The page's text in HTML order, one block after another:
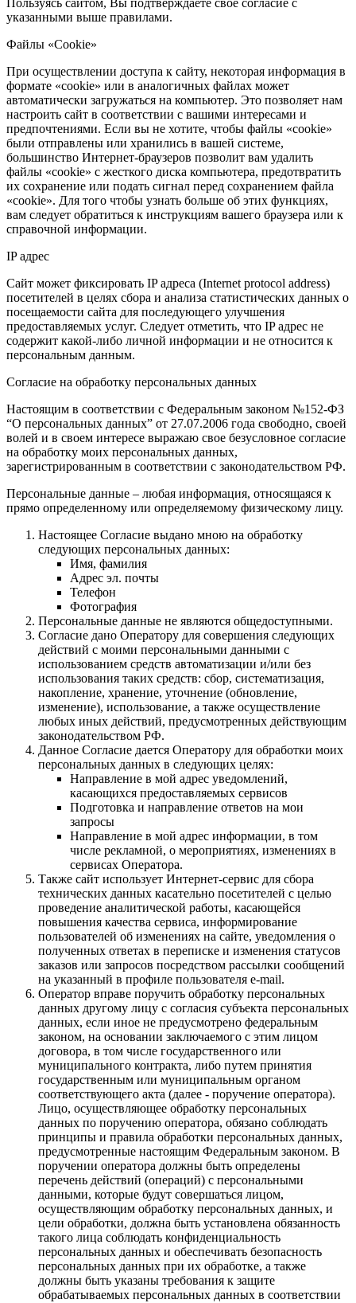
указанными выше правилами.
Файлы «Cookie»
При осуществлении доступа к сайту, некоторая информация в
формате «cookie» или в аналогичных файлах может
автоматически загружаться на компьютер. Это позволяет нам
настроить сайт в соответствии с вашими интересами и
предпочтениями. Если вы не хотите, чтобы файлы «cookie»
были отправлены или хранились в вашей системе,
большинство Интернет-браузеров позволит вам удалить
файлы «cookie» с жесткого диска компьютера, предотвратить
их сохранение или подать сигнал перед сохранением файла
«cookie». Для того чтобы узнать больше об этих функциях,
вам следует обратиться к инструкциям вашего браузера или к
справочной информации.
IP адрес
Сайт может фиксировать IP адреса (Internet protocol address)
посетителей в целях сбора и анализа статистических данных о
посещаемости сайта для последующего улучшения
предоставляемых услуг. Следует отметить, что IP адрес не
содержит какой-либо личной информации и не относится к
персональным данным.
Согласие на обработку персональных данных
Настоящим в соответствии с Федеральным законом №152-ФЗ
“О персональных данных” от 27.07.2006 года свободно, своей
волей и в своем интересе выражаю свое безусловное согласие
на обработку моих персональных данных,
зарегистрированным в соответствии с законодательством РФ.
Персональные данные – любая информация, относящаяся к
прямо определенному или определяемому физическому лицу.
Настоящее Согласие выдано мною на обработку
следующих персональных данных:
Имя, фамилия
Адрес эл. почты
Телефон
Фотография
Персональные данные не являются общедоступными.
Согласие дано Оператору для совершения следующих
действий с моими персональными данными с
использованием средств автоматизации и/или без
использования таких средств: сбор, систематизация,
накопление, хранение, уточнение (обновление,
изменение), использование, а также осуществление
любых иных действий, предусмотренных действующим
законодательством РФ.
Данное Согласие дается Оператору для обработки моих
персональных данных в следующих целях:
Направление в мой адрес уведомлений,
касающихся предоставляемых сервисов
Подготовка и направление ответов на мои
запросы
Направление в мой адрес информации, в том
числе рекламной, о мероприятиях, изменениях в
сервисах Оператора.
Также сайт использует Интернет-сервис для сбора
технических данных касательно посетителей с целью
проведение аналитической работы, касающейся
повышения качества сервиса, информирование
пользователей об изменениях на сайте, уведомления о
полученных ответах в переписке и изменения статусов
заказов или запросов посредством рассылки сообщений
на указанный в профиле пользователя e-mail.
Оператор вправе поручить обработку персональных
данных другому лицу с согласия субъекта персональных
данных, если иное не предусмотрено федеральным
законом, на основании заключаемого с этим лицом
договора, в том числе государственного или
муниципального контракта, либо путем принятия
государственным или муниципальным органом
соответствующего акта (далее - поручение оператора).
Лицо, осуществляющее обработку персональных
данных по поручению оператора, обязано соблюдать
принципы и правила обработки персональных данных,
предусмотренные настоящим Федеральным законом. В
поручении оператора должны быть определены
перечень действий (операций) с персональными
данными, которые будут совершаться лицом,
осуществляющим обработку персональных данных, и
цели обработки, должна быть установлена обязанность
такого лица соблюдать конфиденциальность
персональных данных и обеспечивать безопасность
персональных данных при их обработке, а также
должны быть указаны требования к защите
обрабатываемых персональных данных в соответствии